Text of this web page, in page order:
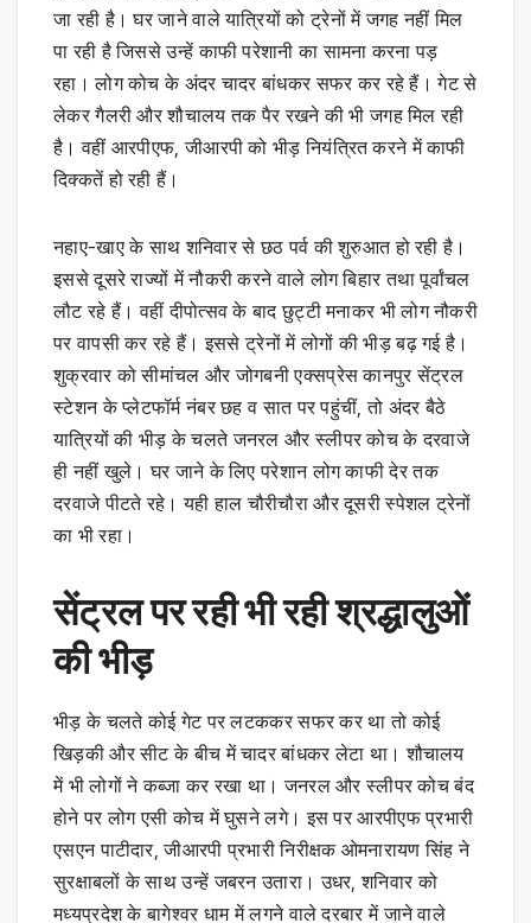
जा रही है। घर जाने वाले यात्रियों को ट्रेनों में जगह नहीं मिल
पा रही है जिससे उन्हें काफी परेशानी का सामना करना पड़
रहा। लोग कोच के अंदर चादर बांधकर सफर कर रहे हैं। गेट से
लेकर गैलरी और शौचालय तक पैर रखने की भी जगह मिल रही
है। वहीं आरपीएफ, जीआरपी को भीड़ नियंत्रित करने में काफी
दिक्कतें हो रही हैं।
नहाए-खाए के साथ शनिवार से छठ पर्व की शुरुआत हो रही है।
इससे दूसरे राज्यों में नौकरी करने वाले लोग बिहार तथा पूर्वांचल
लौट रहे हैं। वहीं दीपोत्सव के बाद छुट्टी मनाकर भी लोग नौकरी
पर वापसी कर रहे हैं। इससे ट्रेनों में लोगों की भीड़ बढ़ गई है।
शुक्रवार को सीमांचल और जोगबनी एक्सप्रेस कानपुर सेंट्रल
स्टेशन के प्लेटफॉर्म नंबर छह व सात पर पहुंचीं, तो अंदर बैठे
यात्रियों की भीड़ के चलते जनरल और स्लीपर कोच के दरवाजे
ही नहीं खुले। घर जाने के लिए परेशान लोग काफी देर तक
दरवाजे पीटते रहे। यही हाल चौरीचौरा और दूसरी स्पेशल ट्रेनों
का भी रहा।
सेंट्रल पर रही भी रही श्रद्धालुओं
की भीड़
भीड़ के चलते कोई गेट पर लटककर सफर कर था तो कोई
खिड़की और सीट के बीच में चादर बांधकर लेटा था। शौचालय
में भी लोगों ने कब्जा कर रखा था। जनरल और स्लीपर कोच बंद
होने पर लोग एसी कोच में घुसने लगे। इस पर आरपीएफ प्रभारी
एसएन पाटीदार, जीआरपी प्रभारी निरीक्षक ओमनारायण सिंह ने
सुरक्षाबलों के साथ उन्हें जबरन उतारा। उधर, शनिवार को
मध्यप्रदेश के बागेश्वर धाम में लगने वाले दरबार में जाने वाले